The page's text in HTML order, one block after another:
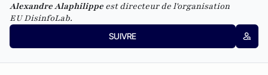
Alexandre Alaphilippe est directeur de l'organisation
EUDisinfoLab.
SUIVRE